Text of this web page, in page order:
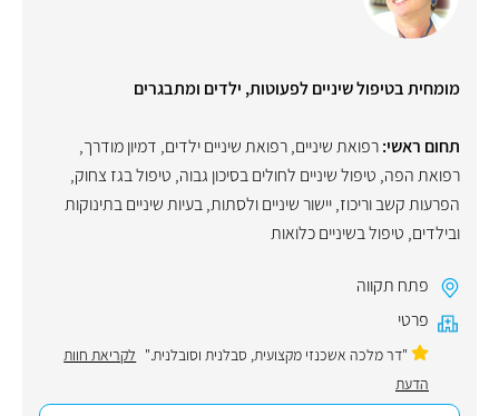
מומחית בטיפול שיניים לפעוטות, ילדים ומתבגרים
תחום ראשי:רפואת שיניים,רפואת שיניים ילדים, דמיון מודרך,
רפואת הפה, טיפול שיניים לחולים בסיכון גבוה, טיפול בגז צחוק,
הפרעות קשב וריכוז,יישור שיניים ולסתות,בעיות שיניים בתינוקות
ובילדים, טיפול בשיניים כלואות
פתח תקווה
פרטי
"דר מלכה אשכנזי מקצועית, סבלנית וסובלנית." לקריאת חוות
הדעת